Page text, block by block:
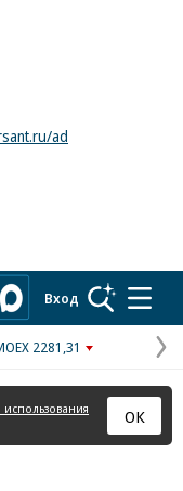
ad
Вход
2281,31
ОК